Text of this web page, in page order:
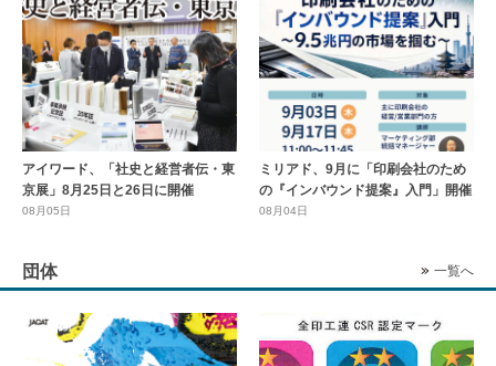
アイワード、「社史と経営者伝・東
京展」8月25日と26日に開催
08月05日
ミリアド、9月に「印刷会社のため
の『インバウンド提案』入門」開催
08月04日
団体 一覧へ